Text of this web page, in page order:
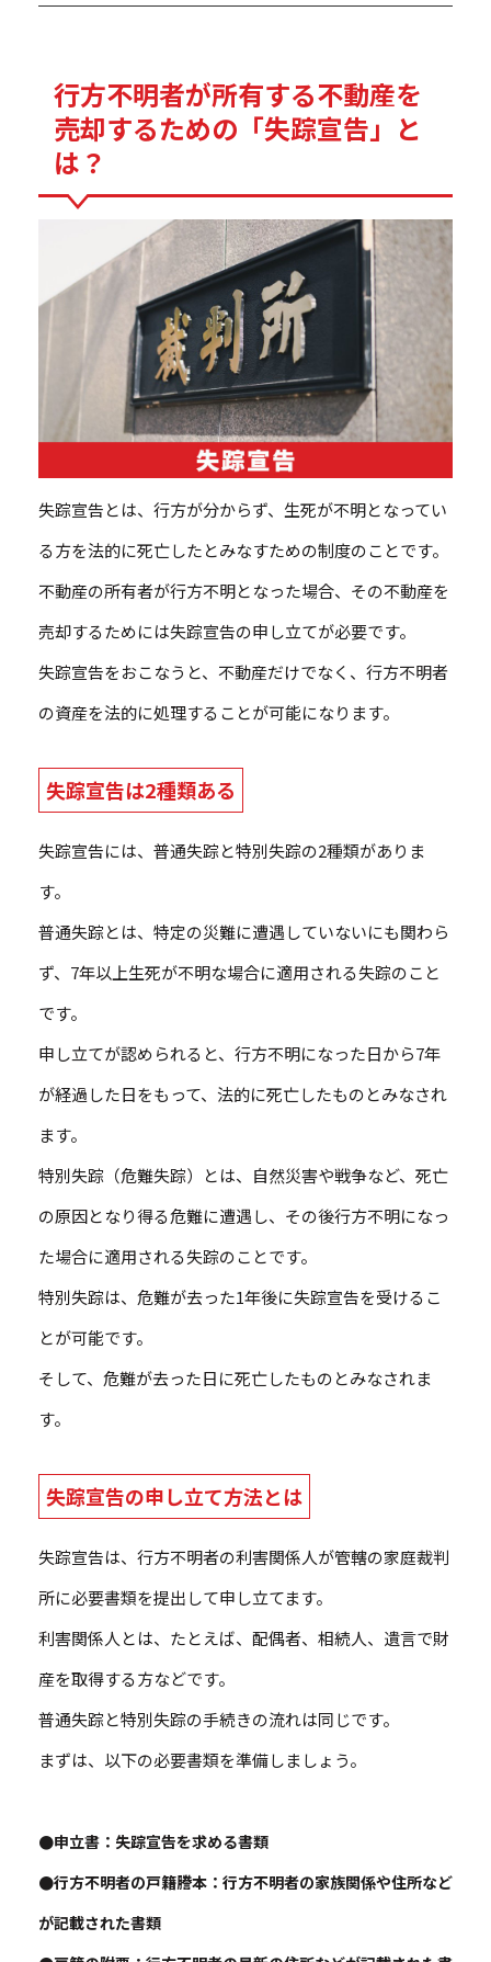
行方不明者が所有する不動産を
売却するための「失踪宣告」と
は？
失踪宣告とは、行方が分からず、生死が不明となってい
る方を法的に死亡したとみなすための制度のことです。
不動産の所有者が行方不明となった場合、その不動産を
売却するためには失踪宣告の申し立てが必要です。
失踪宣告をおこなうと、不動産だけでなく、行方不明者
の資産を法的に処理することが可能になります。
失踪宣告は2種類ある
失踪宣告には、普通失踪と特別失踪の2種類がありま
す。
普通失踪とは、特定の災難に遭遇していないにも関わら
ず、7年以上生死が不明な場合に適用される失踪のこと
です。
申し立てが認められると、行方不明になった日から7年
が経過した日をもって、法的に死亡したものとみなされ
ます。
特別失踪（危難失踪）とは、自然災害や戦争など、死亡
の原因となり得る危難に遭遇し、その後行方不明になっ
た場合に適用される失踪のことです。
特別失踪は、危難が去った1年後に失踪宣告を受けるこ
とが可能です。
そして、危難が去った日に死亡したものとみなされま
す。
失踪宣告の申し立て方法とは
失踪宣告は、行方不明者の利害関係人が管轄の家庭裁判
所に必要書類を提出して申し立てます。
利害関係人とは、たとえば、配偶者、相続人、遺言で財
産を取得する方などです。
普通失踪と特別失踪の手続きの流れは同じです。
まずは、以下の必要書類を準備しましょう。
●申立書：失踪宣告を求める書類
●行方不明者の戸籍謄本：行方不明者の家族関係や住所など
が記載された書類